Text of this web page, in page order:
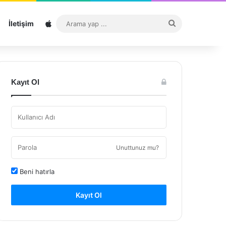
İletişim Sitemap
...
Kayıt Ol
Unuttunuz mu?
Beni hatırla
Kayıt Ol